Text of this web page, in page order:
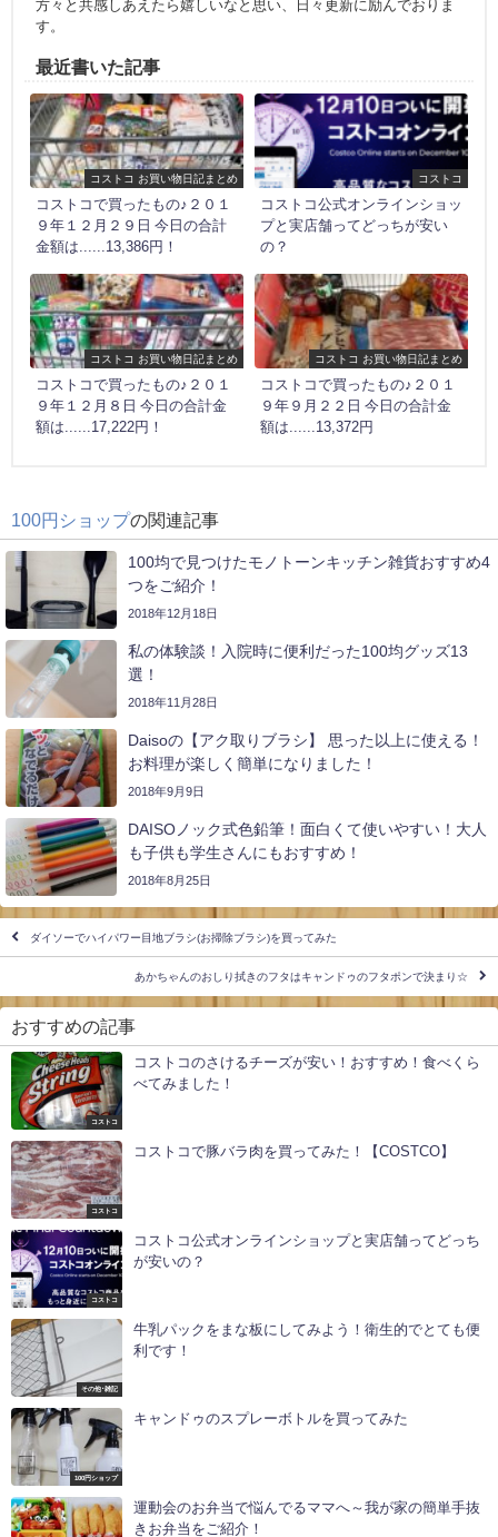
方々と共感しあえたら嬉しいなと思い、日々更新に励んでおりま
す。
最近書いた記事
コストコ お買い物日記まとめ
コストコで買ったもの♪２０１
９年１２月２９日 今日の合計
金額は......13,386円！
コストコ
コストコ公式オンラインショッ
プと実店舗ってどっちが安い
の？
コストコ お買い物日記まとめ
コストコで買ったもの♪２０１
９年１２月８日 今日の合計金
額は......17,222円！
コストコ お買い物日記まとめ
コストコで買ったもの♪２０１
９年９月２２日 今日の合計金
額は......13,372円
100円ショップの関連記事
100均で見つけたモノトーンキッチン雑貨おすすめ4
つをご紹介！
2018年12月18日
私の体験談！入院時に便利だった100均グッズ13
選！
2018年11月28日
Daisoの【アク取りブラシ】 思った以上に使える！
お料理が楽しく簡単になりました！
2018年9月9日
DAISOノック式色鉛筆！面白くて使いやすい！大人
も子供も学生さんにもおすすめ！
2018年8月25日
ダイソーでハイパワー目地ブラシ(お掃除ブラシ)を買ってみた
あかちゃんのおしり拭きのフタはキャンドゥのフタポンで決まり☆
おすすめの記事
コストコ
コストコのさけるチーズが安い！おすすめ！食べくら
べてみました！
コストコ
コストコで豚バラ肉を買ってみた！【COSTCO】
コストコ
コストコ公式オンラインショップと実店舗ってどっち
が安いの？
その他･雑記
牛乳パックをまな板にしてみよう！衛生的でとても便
利です！
100円ショップ
キャンドゥのスプレーボトルを買ってみた
運動会のお弁当で悩んでるママへ～我が家の簡単手抜
きお弁当をご紹介！